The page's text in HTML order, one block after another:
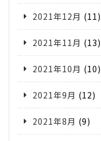
2021年12月 (11)
2021年11月 (13)
2021年10月 (10)
2021年9月 (12)
2021年8月 (9)